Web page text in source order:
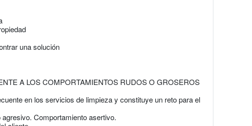
una solución
A LOS COMPORTAMIENTOS RUDOS O GROSEROS
en los servicios de limpieza y constituye un reto para el
Comportamiento asertivo.